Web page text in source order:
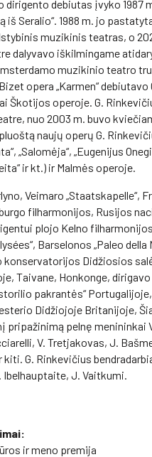
debiutas įvyko 1987
iš Seralio“. 1988 m. jo
muzikinis teatras, o
dalyvavo iškilmingame
muzikinio teatro
Bizet opera „Karmen“
Škotijos operoje. G.
nuo 2003 m. buvo
naujų operų G.
„Salomėja“, „Eugenijus
ir kt.) ir Malmės operoje.
Veimaro „Staatskapelle“,
filharmonijos, Rusijos
plojo Kelno
Barselonos „Paleo
konservatorijos Didžiosios
Taivane, Honkonge,
pakrantės“ Portugalijoje,
Didžiojoje Britanijoje,
pripažinimą pelnę menininkai
V. Tretjakovas, J.
kiti. G. Rinkevičius
Ibelhauptaite, J. Vaitkumi.
ir meno premija